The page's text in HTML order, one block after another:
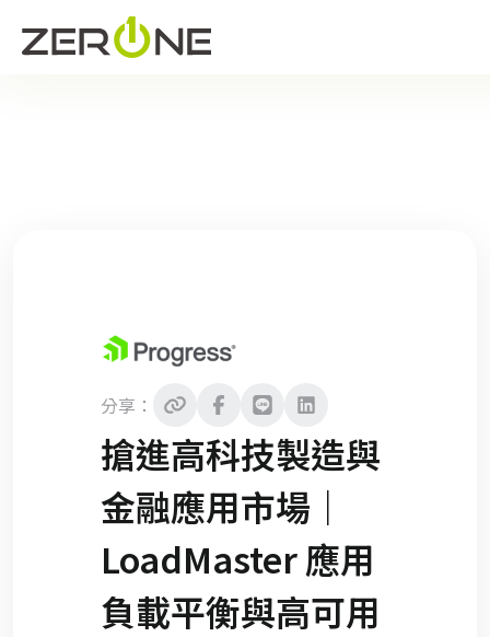
分享：
搶進高科技製造與
金融應用市場｜
LoadMaster 應用
負載平衡與高可用